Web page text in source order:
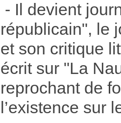
- Il devient
républicain", le
et son critique
écrit sur "La
reprochant de
l’existence sur